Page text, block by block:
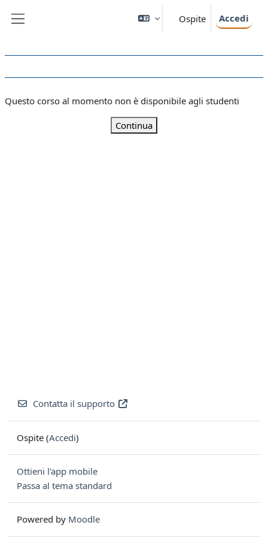
Ospite Accedi
Questo corso al momento non è disponibile agli studenti
Continua
Contatta il supporto
Ospite (Accedi)
Ottieni l'app mobile
Passa al tema standard
Powered by Moodle